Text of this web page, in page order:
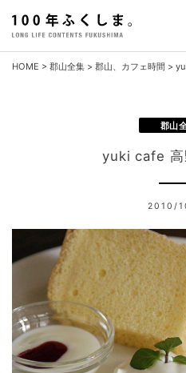
content
HOME > 郡山全集 > 郡山、カフェ時間 >
郡山
yuki cafe 高
2010/